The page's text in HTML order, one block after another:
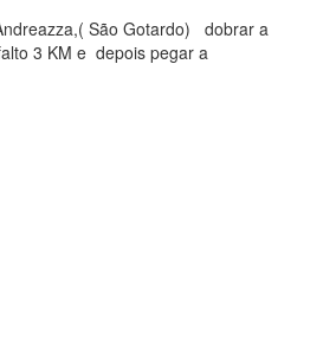
São Gotardo) dobrar a
3 KM e depois pegar a